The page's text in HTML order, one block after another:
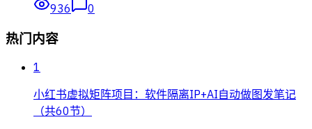
936 0
热门内容
1
小红书虚拟矩阵项目：软件隔离IP+AI自动做图发笔记
（共60节）